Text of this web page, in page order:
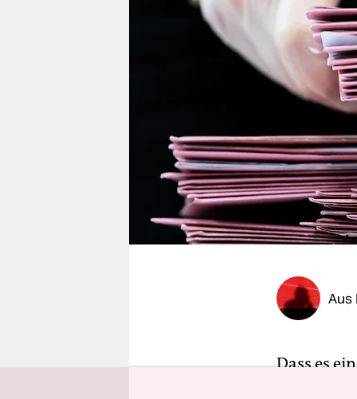
wahrheit
shop
fragen & hilfe
unterstützen
Aus
Dass es
fest: die